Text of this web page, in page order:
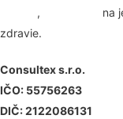
,
na
zdravie.
Consultex s.r.o.
IČO: 55756263
DIČ: 2122086131